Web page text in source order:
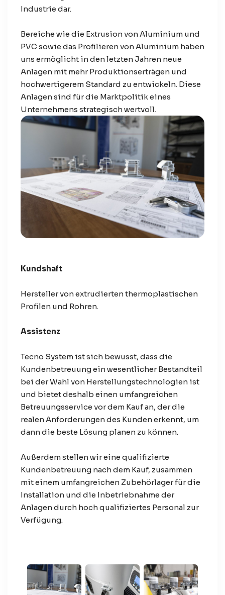
Industrie dar.
Bereiche wie die Extrusion von Aluminium und
PVC sowie das Profilieren von Aluminium haben
uns ermöglicht in den letzten Jahren neue
Anlagen mit mehr Produktionserträgen und
hochwertigerem Standard zu entwickeln. Diese
Anlagen sind für die Marktpolitik eines
Unternehmens strategisch wertvoll.
Kundshaft
Hersteller von extrudierten thermoplastischen
Profilen und Rohren.
Assistenz
Tecno System ist sich bewusst, dass die
Kundenbetreuung ein wesentlicher Bestandteil
bei der Wahl von Herstellungstechnologien ist
und bietet deshalb einen umfangreichen
Betreuungsservice vor dem Kauf an, der die
realen Anforderungen des Kunden erkennt, um
dann die beste Lösung planen zu können.
Außerdem stellen wir eine qualifizierte
Kundenbetreuung nach dem Kauf, zusammen
mit einem umfangreichen Zubehörlager für die
Installation und die Inbetriebnahme der
Anlagen durch hoch qualifiziertes Personal zur
Verfügung.